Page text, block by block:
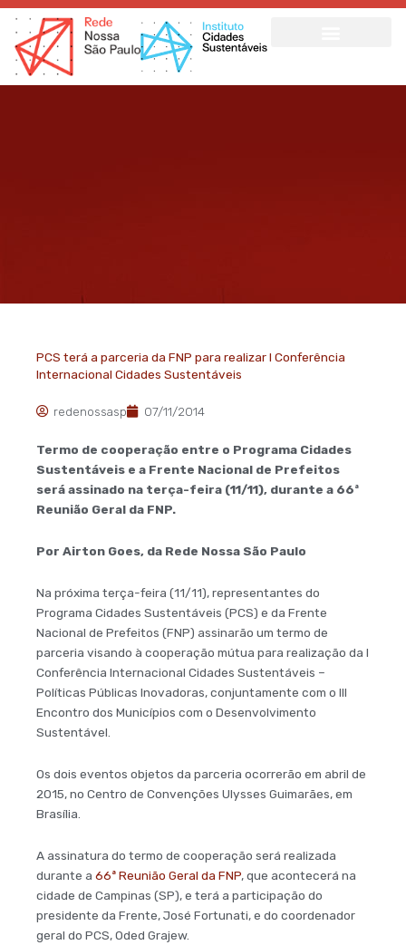
Ir
para
conteúdo
PCS terá a parceria da FNP para realizar I Conferência
Internacional Cidades Sustentáveis
redenossasp 07/11/2014
Termo de cooperação entre o Programa Cidades
Sustentáveis e a Frente Nacional de Prefeitos
será assinado na terça-feira (11/11), durante a 66ª
Reunião Geral da FNP.
Por Airton Goes, da Rede Nossa São Paulo
Na próxima terça-feira (11/11), representantes do
Programa Cidades Sustentáveis (PCS) e da Frente
Nacional de Prefeitos (FNP) assinarão um termo de
parceria visando à cooperação mútua para realização da I
Conferência Internacional Cidades Sustentáveis –
Políticas Públicas Inovadoras, conjuntamente com o III
Encontro dos Municípios com o Desenvolvimento
Sustentável.
Os dois eventos objetos da parceria ocorrerão em abril de
2015, no Centro de Convenções Ulysses Guimarães, em
Brasília.
A assinatura do termo de cooperação será realizada
durante a 66ª Reunião Geral da FNP, que acontecerá na
cidade de Campinas (SP), e terá a participação do
presidente da Frente, José Fortunati, e do coordenador
geral do PCS, Oded Grajew.